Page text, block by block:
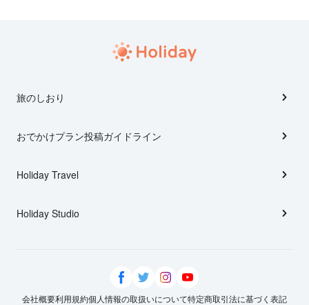
旅のしおり
おでかけプラン投稿ガイドライン
Holiday Travel
Holiday Studio
会社概要利用規約個人情報の取扱いについて特定商取引法に基づく表記